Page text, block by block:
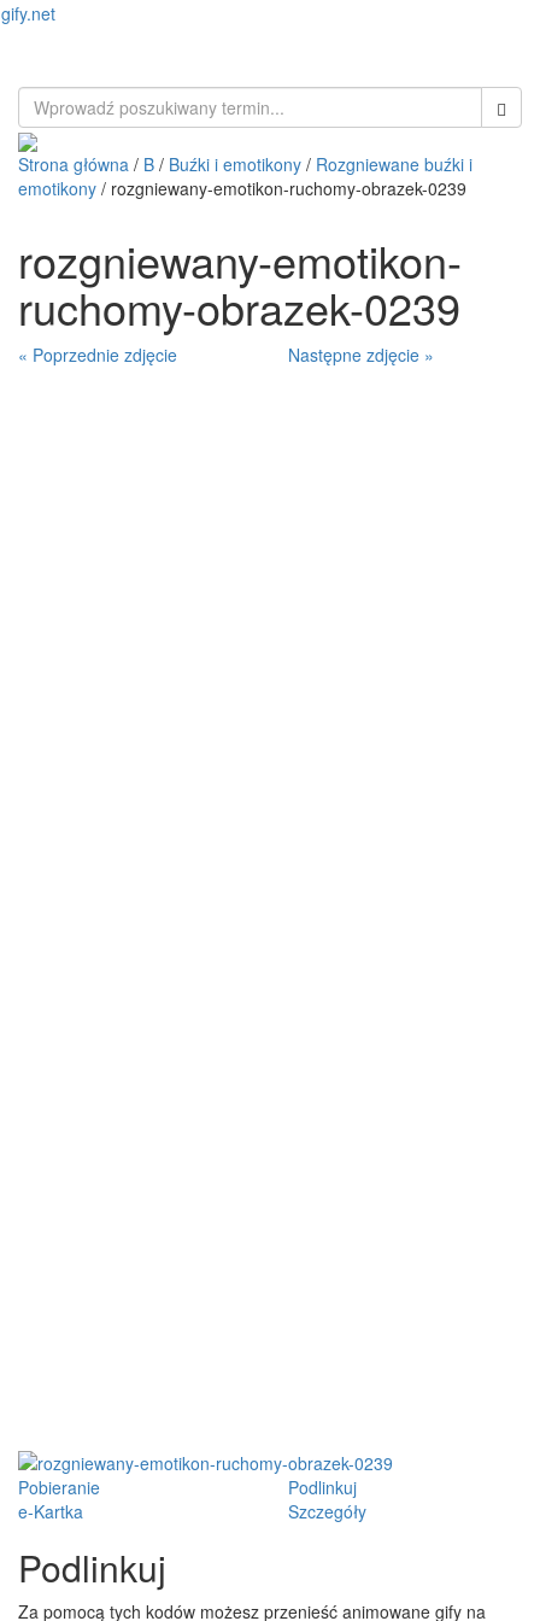
gify.net
Strona główna / B / Buźki i emotikony / Rozgniewane buźki i
emotikony / rozgniewany-emotikon-ruchomy-obrazek-0239
rozgniewany-emotikon-
ruchomy-obrazek-0239
« Poprzednie zdjęcie Następne zdjęcie »
Pobieranie
Podlinkuj
e-Kartka
Szczegóły
Podlinkuj
Za pomocą tych kodów możesz przenieść animowane gify na